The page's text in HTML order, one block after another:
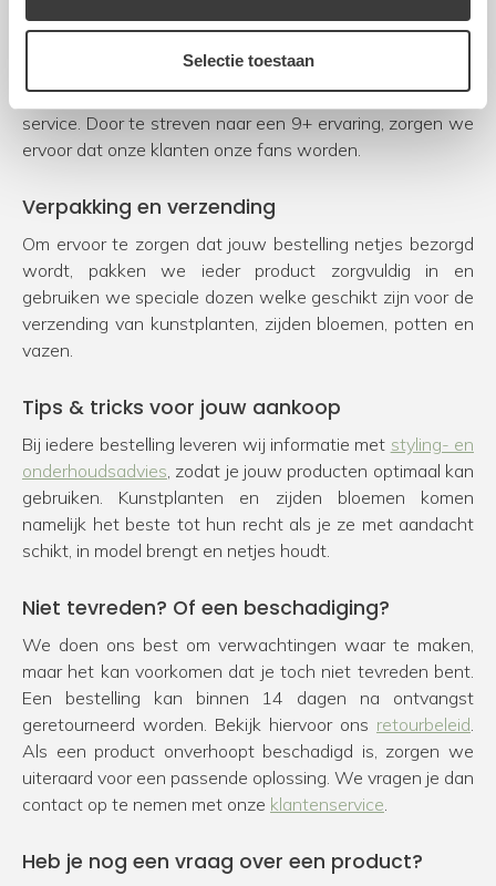
Selectie toestaan
Bij FloraWorks worden we blij van enthousiaste klanten.
duurzame producten van de beste leveranciers.
Daarnaast besteden we veel tijd en aandacht aan onze
service. Door te streven naar een 9+ ervaring, zorgen we
ervoor dat onze klanten onze fans worden.
Verpakking en verzending
Om ervoor te zorgen dat jouw bestelling netjes bezorgd
wordt, pakken we ieder product zorgvuldig in en
gebruiken we speciale dozen welke geschikt zijn voor de
verzending van kunstplanten, zijden bloemen, potten en
vazen.
Tips & tricks voor jouw aankoop
Bij iedere bestelling leveren wij informatie met styling- en
onderhoudsadvies, zodat je jouw producten optimaal kan
gebruiken. Kunstplanten en zijden bloemen komen
namelijk het beste tot hun recht als je ze met aandacht
schikt, in model brengt en netjes houdt.
Niet tevreden? Of een beschadiging?
We doen ons best om verwachtingen waar te maken,
maar het kan voorkomen dat je toch niet tevreden bent.
Een bestelling kan binnen 14 dagen na ontvangst
geretourneerd worden. Bekijk hiervoor ons retourbeleid.
Als een product onverhoopt beschadigd is, zorgen we
uiteraard voor een passende oplossing. We vragen je dan
contact op te nemen met onze klantenservice.
Heb je nog een vraag over een product?